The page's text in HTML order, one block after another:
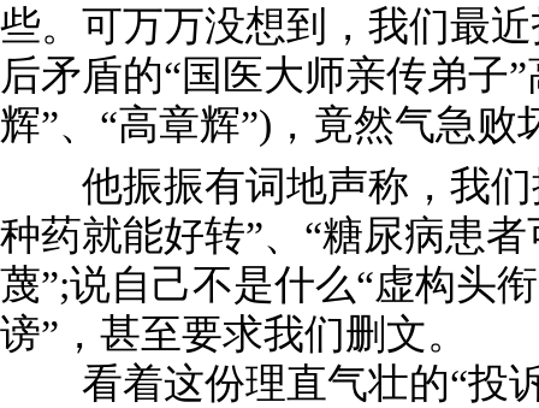
些。可万万没想到，我们最
后矛盾的“国医大师亲传弟子
辉”、“高章辉”)，竟然气急
他振振有词地声称，我们
种药就能好转”、“糖尿病患
蔑”;说自己不是什么“虚构头
谤”，甚至要求我们删文。
看着这份理直气壮的“投